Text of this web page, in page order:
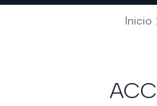
Inicio